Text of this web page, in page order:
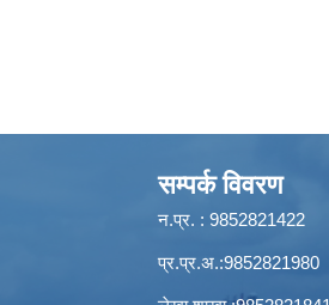
सम्पर्क विवरण
न.प्र. : 9852821422
प्र.प्र.अ.:9852821980